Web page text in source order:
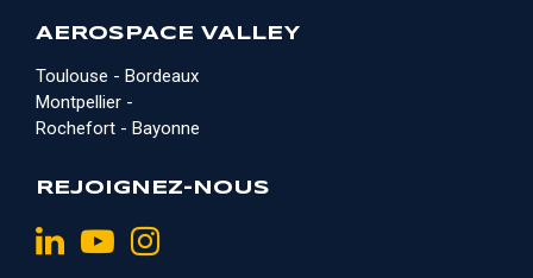
AEROSPACE VALLEY
Toulouse - Bordeaux
Montpellier -
Rochefort - Bayonne
REJOIGNEZ-NOUS